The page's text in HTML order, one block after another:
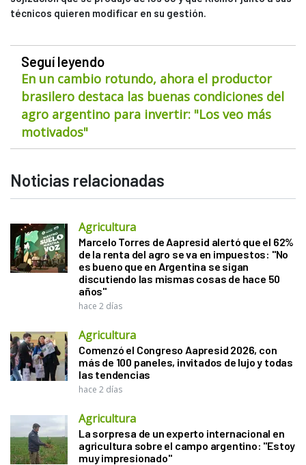
técnicos quieren modificar en su gestión.
Seguí leyendo
En un cambio rotundo, ahora el productor
brasilero destaca las buenas condiciones del
agro argentino para invertir: "Los veo más
motivados"
Noticias relacionadas
Agricultura
Marcelo Torres de Aapresid alertó que el 62%
de la renta del agro se va en impuestos: "No
es bueno que en Argentina se sigan
discutiendo las mismas cosas de hace 50
años"
hace 2 días
Agricultura
Comenzó el Congreso Aapresid 2026, con
más de 100 paneles, invitados de lujo y todas
las tendencias
hace 2 días
Agricultura
La sorpresa de un experto internacional en
agricultura sobre el campo argentino: "Estoy
muy impresionado"